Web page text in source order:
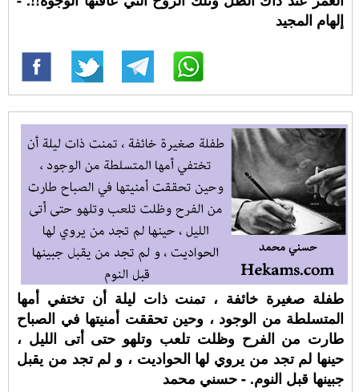
إلهام المجيد
طفلة صغيرة خائفة ، تمنت ذات ليلة أن تختفي أمها
المتسلطة من الوجود ، وحين تحققت أمنيتها في الصباح
طارت من الفرح وظلت تلعب وتلهو حتى أتى الليل ،
حينها لم تجد من يروي لها الحواديت ، و لم تجد من يقبل
جبينها قبل النوم. - حسني محمد